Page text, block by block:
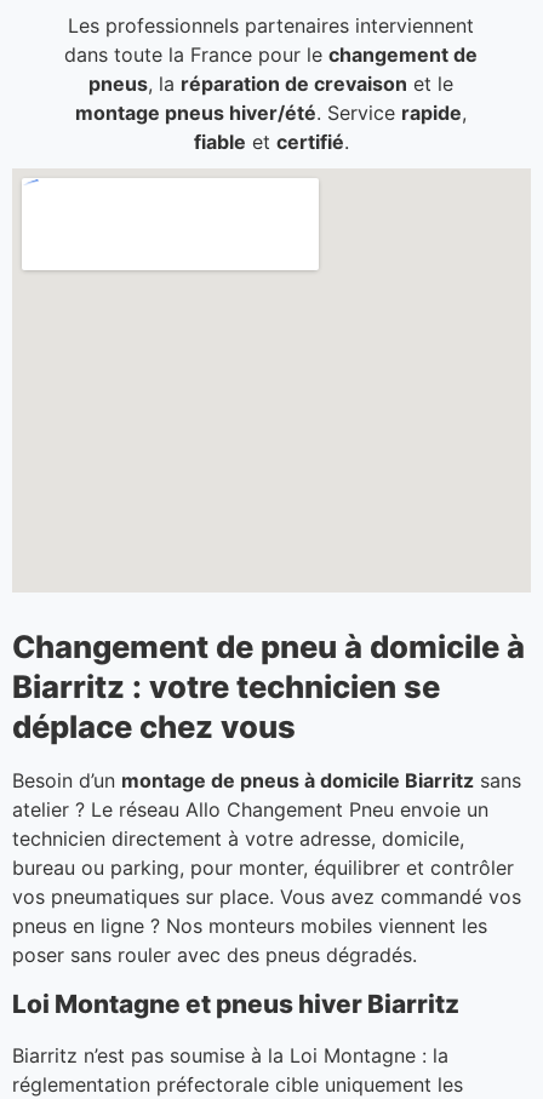
Les professionnels partenaires interviennent
dans toute la France pour lechangement de
pneus, la réparation de crevaison et le
montage pneus hiver/été. Service rapide,
fiable et certifié.
Changement de pneu à domicile à
Biarritz : votre technicien se
déplace chez vous
Besoin d’un montage de pneus à domicile Biarritz sans
atelier ? Le réseau Allo Changement Pneu envoie un
technicien directement à votre adresse, domicile,
bureau ou parking, pour monter, équilibrer et contrôler
vos pneumatiques sur place. Vous avez commandé vos
pneus en ligne ? Nos monteurs mobiles viennent les
poser sans rouler avec des pneus dégradés.
Loi Montagne et pneus hiver Biarritz
Biarritz n’est pas soumise à la Loi Montagne : la
réglementation préfectorale cible uniquement les